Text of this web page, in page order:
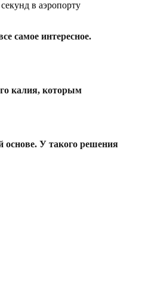
в аэропорту
самое интересное.
калия, которым
основе. У такого решения